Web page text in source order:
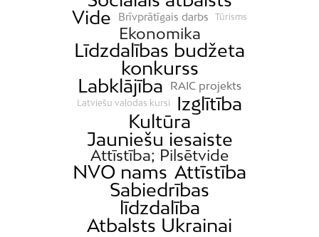
Vide
Brīvprātīgais darbs Tūrisms
Ekonomika
Līdzdalības budžeta
konkurss
Labklājība
RAIC projekts
Latviešu valodas kursi
Izglītība
Kultūra
Jauniešu iesaiste
Attīstība; Pilsētvide
NVO nams Attīstība
Sabiedrības
līdzdalība
Atbalsts Ukrainai